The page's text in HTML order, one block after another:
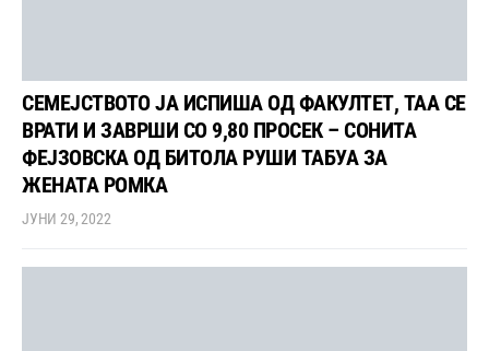
СЕМЕЈСТВОТО ЈА ИСПИША ОД ФАКУЛТЕТ, ТАА СЕ
ВРАТИ И ЗАВРШИ СО 9,80 ПРОСЕК – СОНИТА
ФЕЈЗОВСКА ОД БИТОЛА РУШИ ТАБУА ЗА
ЖЕНАТА РОМКА
ЈУНИ 29, 2022